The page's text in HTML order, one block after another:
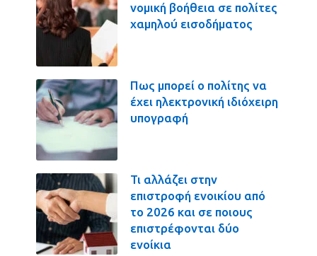
νομική βοήθεια σε πολίτες
χαμηλού εισοδήματος
Πως μπορεί ο πολίτης να
έχει ηλεκτρονική ιδιόχειρη
υπογραφή
Τι αλλάζει στην
επιστροφή ενοικίου από
το 2026 και σε ποιους
επιστρέφονται δύο
ενοίκια